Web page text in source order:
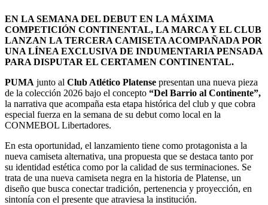
EN LA SEMANA DEL DEBUT EN LA MÁXIMA
COMPETICIÓN CONTINENTAL, LA MARCA Y EL CLUB
LANZAN LA TERCERA CAMISETA ACOMPAÑADA POR
UNA LÍNEA EXCLUSIVA DE INDUMENTARIA PENSADA
PARA DISPUTAR EL CERTAMEN CONTINENTAL.
PUMA junto al Club Atlético Platense presentan una nueva pieza
de la colección 2026 bajo el concepto “Del Barrio al Continente”,
la narrativa que acompaña esta etapa histórica del club y que cobra
especial fuerza en la semana de su debut como local en la
CONMEBOL Libertadores.
En esta oportunidad, el lanzamiento tiene como protagonista a la
nueva camiseta alternativa, una propuesta que se destaca tanto por
su identidad estética como por la calidad de sus terminaciones. Se
trata de una nueva camiseta negra en la historia de Platense, un
diseño que busca conectar tradición, pertenencia y proyección, en
sintonía con el presente que atraviesa la institución.